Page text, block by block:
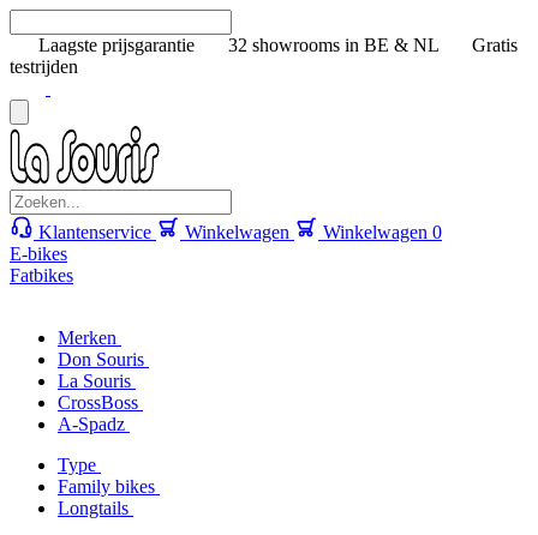
Laagste prijsgarantie 32 showrooms in BE & NL
Gratis
testrijden
Klantenservice Winkelwagen Winkelwagen 0
E-bikes
Fatbikes
Merken
Don Souris
La Souris
CrossBoss
A-Spadz
Type
Family bikes
Longtails